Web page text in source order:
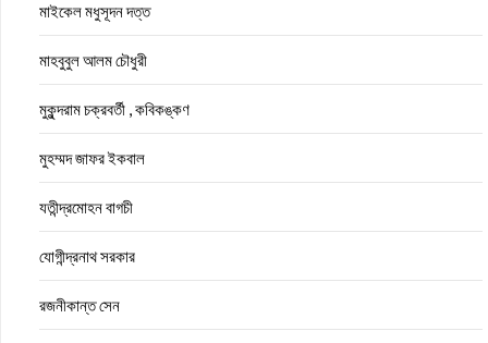
মাইকেল মধুসূদন দত্ত
মাহবুবুল আলম চৌধুরী
মুকুন্দরাম চক্রবর্তী , কবিকঙ্কণ
মুহম্মদ জাফর ইকবাল
যতীন্দ্রমোহন বাগচী
যোগীন্দ্রনাথ সরকার
রজনীকান্ত সেন